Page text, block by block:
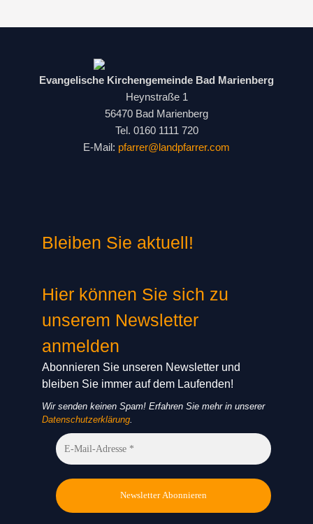
Evangelische Kirchengemeinde Bad Marienberg
Heynstraße 1
56470 Bad Marienberg
Tel. 0160 1111 720
E-Mail: pfarrer@landpfarrer.com
Bleiben Sie aktuell!
Hier können Sie sich zu
unserem Newsletter
anmelden
Abonnieren Sie unseren Newsletter und
bleiben Sie immer auf dem Laufenden!
Wir senden keinen Spam! Erfahren Sie mehr in unserer
Datenschutzerklärung